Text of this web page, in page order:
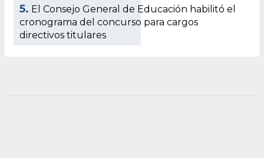
5. El Consejo General de Educación habilitó el
cronograma del concurso para cargos
directivos titulares